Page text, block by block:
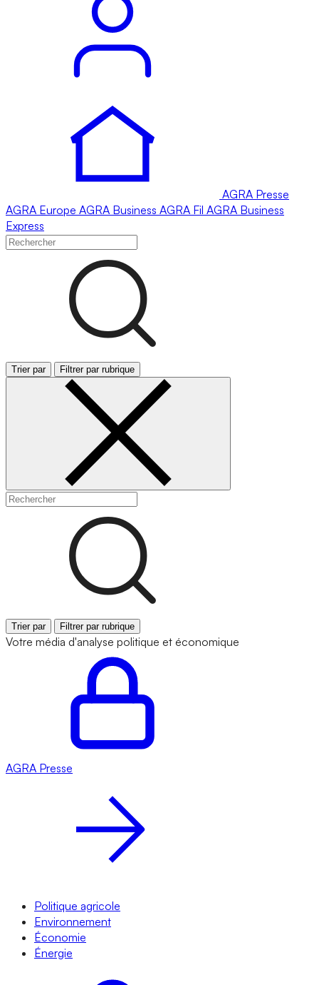
AGRA Presse
AGRA Europe AGRA Business AGRA Fil AGRA Business
Express
Trier par Filtrer par rubrique
Trier par Filtrer par rubrique
Votre média d'analyse politique et économique
AGRA Presse
Politique agricole
Environnement
Économie
Énergie